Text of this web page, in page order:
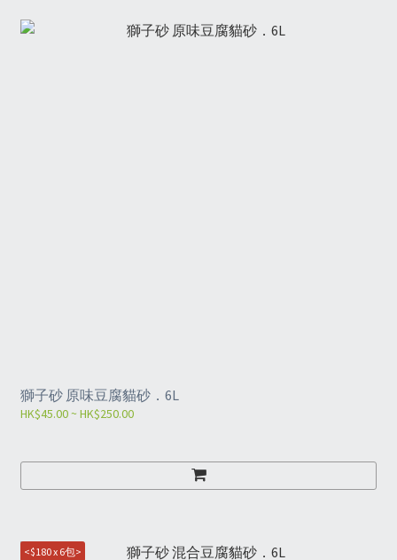
獅子砂 原味豆腐貓砂．6L
HK$45.00 ~ HK$250.00
<$180 x 6包>